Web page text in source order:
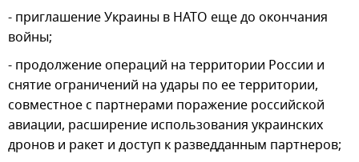
- приглашение Украины в НАТО еще до окончания
войны;
- продолжение операций на территории России и
снятие ограничений на удары по ее территории,
совместное с партнерами поражение российской
авиации, расширение использования украинских
дронов и ракет и доступ к разведданным партнеров;